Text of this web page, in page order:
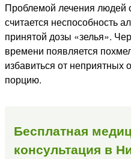
Проблемой лечения людей
считается неспособность
принятой дозы «зелья».
времени появляется
избавиться от
порцию.
Бесплатная
консультация в